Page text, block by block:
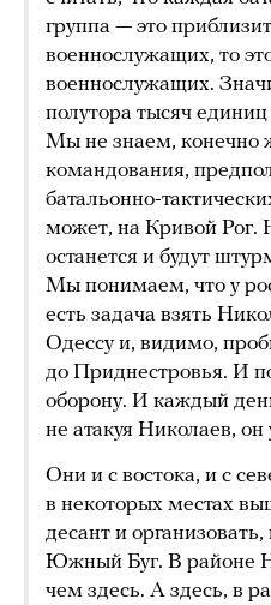
группа — это
военнослужащих, то
военнослужащих.
полутора тысяч
Мы не знаем, конечно
командования,
батальонно-
может, на Кривой Рог.
останется и будут
Мы понимаем, что у
есть задача взять
Одессу и, видимо,
до Приднестровья. И
оборону. И каждый
не атакуя Николаев,
Они и с востока, и с
в некоторых местах
десант и
Южный Буг. В районе
чем здесь. А здесь, в